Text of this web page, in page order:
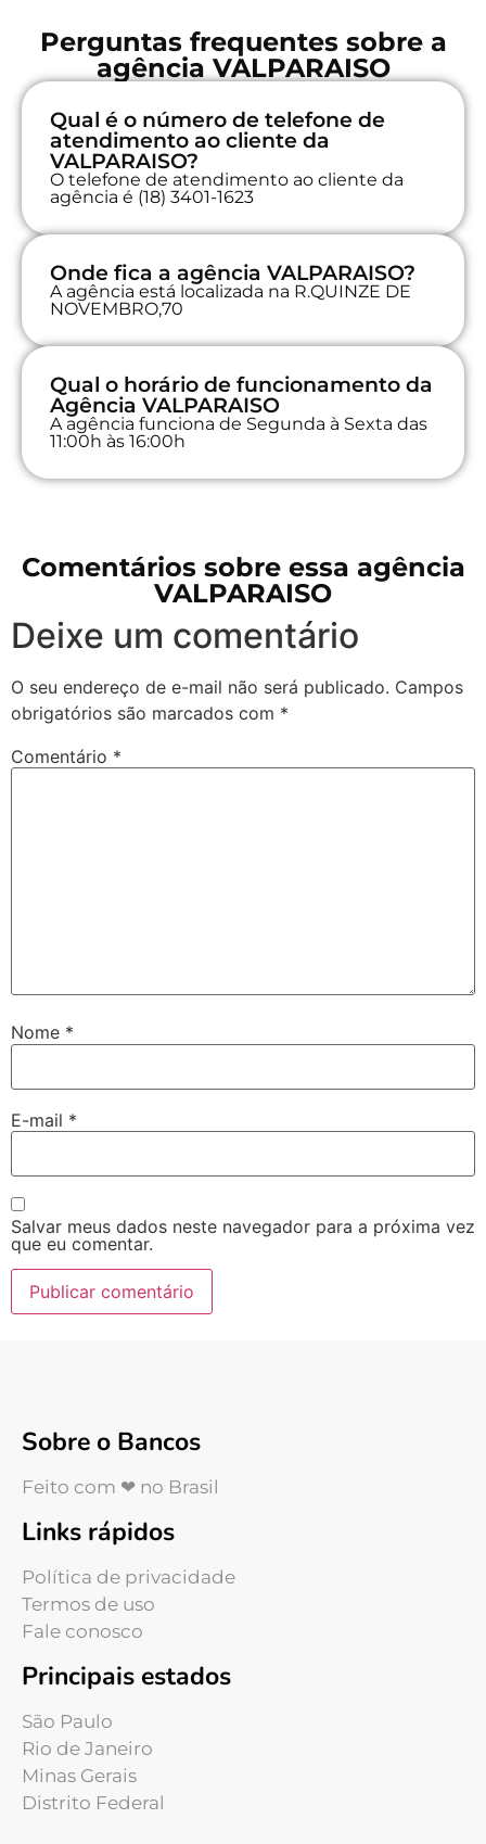
Perguntas frequentes sobre a
agência VALPARAISO
Qual é o número de telefone de
atendimento ao cliente da
VALPARAISO?
O telefone de atendimento ao cliente da
agência é (18) 3401-1623
Onde fica a agência VALPARAISO?
A agência está localizada na R.QUINZE DE
NOVEMBRO,70
Qual o horário de funcionamento da
Agência VALPARAISO
A agência funciona de Segunda à Sexta das
11:00h às 16:00h
Comentários sobre essa agência
VALPARAISO
Deixe um comentário
O seu endereço de e-mail não será publicado. Campos
obrigatórios são marcados com *
Comentário *
Nome *
E-mail *
Salvar meus dados neste navegador para a próxima vez
que eu comentar.
Sobre o Bancos
Feito com ❤ no Brasil
Links rápidos
Política de privacidade
Termos de uso
Fale conosco
Principais estados
São Paulo
Rio de Janeiro
Minas Gerais
Distrito Federal